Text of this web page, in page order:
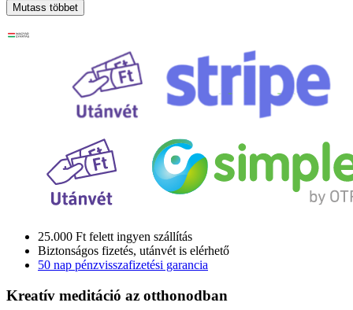
Mutass többet
25.000 Ft felett ingyen szállítás
Biztonságos fizetés, utánvét is elérhető
50 nap pénzvisszafizetési garancia
Kreatív meditáció az otthonodban